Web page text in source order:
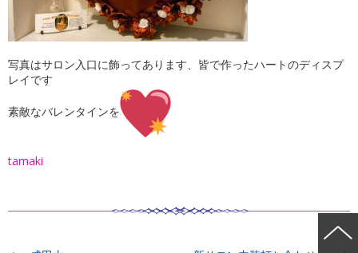
写真はサロン入口に飾ってあります、皆で作ったハートのディスプ
レイです
素敵なバレンタインを
tamaki